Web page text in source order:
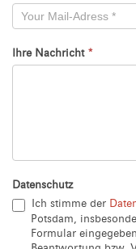
Ihre Nachricht *
Datenschutz
Ich stimme der
Potsdam,
Formular